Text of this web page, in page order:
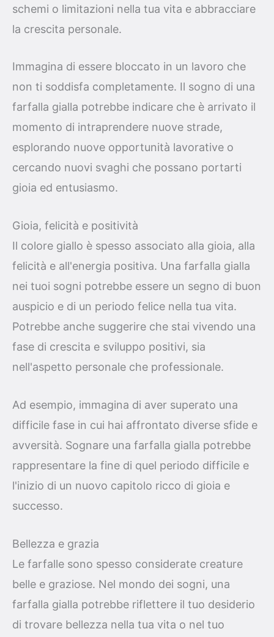
schemi o limitazioni nella tua vita e abbracciare
la crescita personale.
Immagina di essere bloccato in un lavoro che
non ti soddisfa completamente. Il sogno di una
farfalla gialla potrebbe indicare che è arrivato il
momento di intraprendere nuove strade,
esplorando nuove opportunità lavorative o
cercando nuovi svaghi che possano portarti
gioia ed entusiasmo.
Gioia, felicità e positività
Il colore giallo è spesso associato alla gioia, alla
felicità e all'energia positiva. Una farfalla gialla
nei tuoi sogni potrebbe essere un segno di buon
auspicio e di un periodo felice nella tua vita.
Potrebbe anche suggerire che stai vivendo una
fase di crescita e sviluppo positivi, sia
nell'aspetto personale che professionale.
Ad esempio, immagina di aver superato una
difficile fase in cui hai affrontato diverse sfide e
avversità. Sognare una farfalla gialla potrebbe
rappresentare la fine di quel periodo difficile e
l'inizio di un nuovo capitolo ricco di gioia e
successo.
Bellezza e grazia
Le farfalle sono spesso considerate creature
belle e graziose. Nel mondo dei sogni, una
farfalla gialla potrebbe riflettere il tuo desiderio
di trovare bellezza nella tua vita o nel tuo